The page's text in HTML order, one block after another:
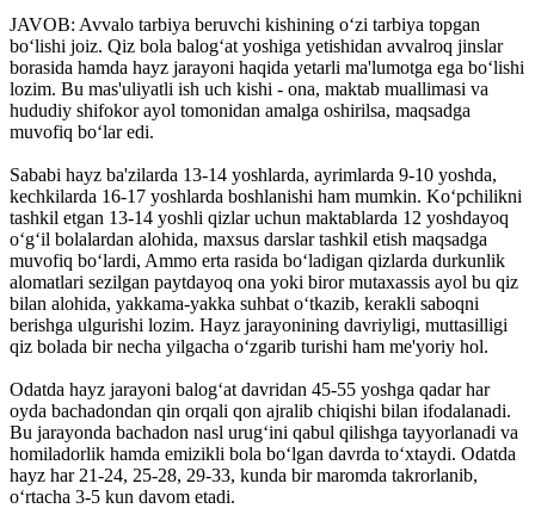
JAVOB: Avvalo tarbiya beruvchi kishining o‘zi tarbiya topgan
bo‘lishi joiz. Qiz bola balog‘at yoshiga yetishidan avvalroq jinslar
borasida hamda hayz jarayoni haqida yetarli ma'lumotga ega bo‘lishi
lozim. Bu mas'uliyatli ish uch kishi - ona, maktab muallimasi va
hududiy shifokor ayol tomonidan amalga oshirilsa, maqsadga
muvofiq bo‘lar edi.
Sababi hayz ba'zilarda 13-14 yoshlarda, ayrimlarda 9-10 yoshda,
kechkilarda 16-17 yoshlarda boshlanishi ham mumkin. Ko‘pchilikni
tashkil etgan 13-14 yoshli qizlar uchun maktablarda 12 yoshdayoq
o‘g‘il bolalardan alohida, maxsus darslar tashkil etish maqsadga
muvofiq bo‘lardi, Ammo erta rasida bo‘ladigan qizlarda durkunlik
alomatlari sezilgan paytdayoq ona yoki biror mutaxassis ayol bu qiz
bilan alohida, yakkama-yakka suhbat o‘tkazib, kerakli saboqni
berishga ulgurishi lozim. Hayz jarayonining davriyligi, muttasilligi
qiz bolada bir necha yilgacha o‘zgarib turishi ham me'yoriy hol.
Odatda hayz jarayoni balog‘at davridan 45-55 yoshga qadar har
oyda bachadondan qin orqali qon ajralib chiqishi bilan ifodalanadi.
Bu jarayonda bachadon nasl urug‘ini qabul qilishga tayyorlanadi va
homiladorlik hamda emizikli bola bo‘lgan davrda to‘xtaydi. Odatda
hayz har 21-24, 25-28, 29-33, kunda bir maromda takrorlanib,
o‘rtacha 3-5 kun davom etadi.